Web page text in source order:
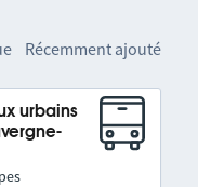
Récemment ajouté
urbains